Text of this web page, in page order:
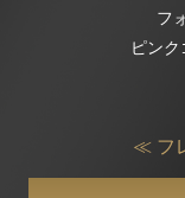
フ
ピン
≪ フ